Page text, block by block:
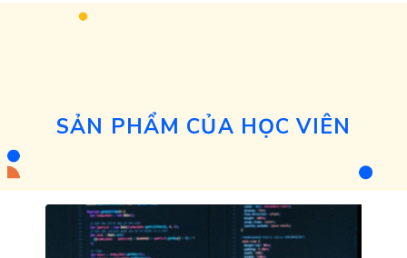
SẢN PHẨM CỦA HỌC VIÊN